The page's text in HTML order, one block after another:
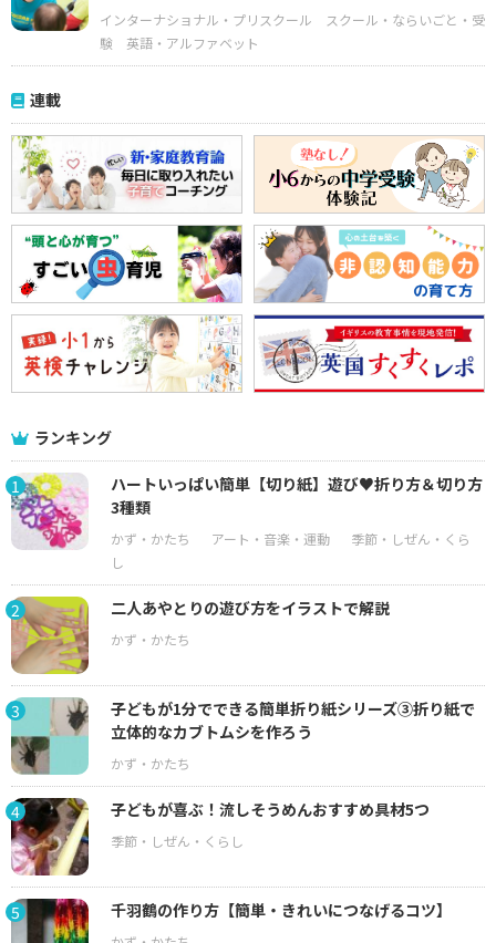
インターナショナル・プリスクール
スクール・ならいごと・受
験
英語・アルファベット
連載
ランキング
1
ハートいっぱい簡単【切り紙】遊び♥折り方＆切り方
3種類
2 二人あやとりの遊び方をイラストで解説
3
子どもが1分でできる簡単折り紙シリーズ③折り紙で
立体的なカブトムシを作ろう
4 子どもが喜ぶ！流しそうめんおすすめ具材5つ
5 千羽鶴の作り方【簡単・きれいにつなげるコツ】